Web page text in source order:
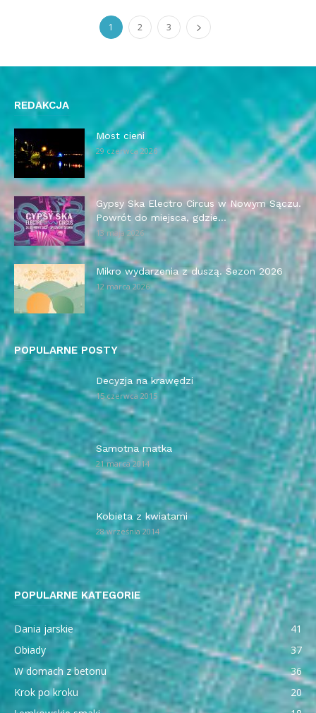
1 2 3
REDAKCJA
Most cieni
29 czerwca 2026
Gypsy Ska Electro Circus w Nowym Sączu.
Powrót do miejsca, gdzie...
13 maja 2026
Mikro wydarzenia z duszą. Sezon 2026
12 marca 2026
POPULARNE POSTY
Decyzja na krawędzi
15 czerwca 2015
Samotna matka
21 marca 2014
Kobieta z kwiatami
28 września 2014
POPULARNE KATEGORIE
Dania jarskie
41
Obiady
37
W domach z betonu
36
Krok po kroku
20